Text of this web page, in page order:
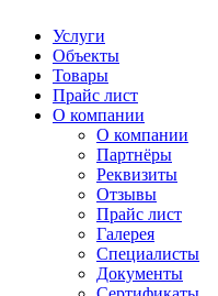
Услуги
Объекты
Товары
Прайс лист
О компании
О компании
Партнёры
Реквизиты
Отзывы
Прайс лист
Галерея
Специалисты
Документы